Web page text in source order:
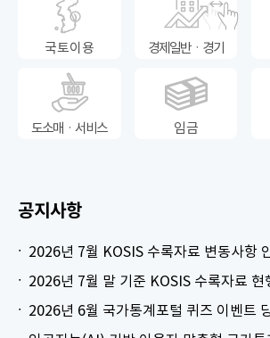
국토이용 경제일반ㆍ경기
도소매ㆍ서비스 임금
공지사항
2026년 7월 KOSIS 수록자료 변동사항
2026년 7월 말 기준 KOSIS 수록자료 현
2026년 6월 국가통계포털 퀴즈 이벤트